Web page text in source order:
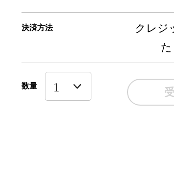
決済方法
クレジ
数量